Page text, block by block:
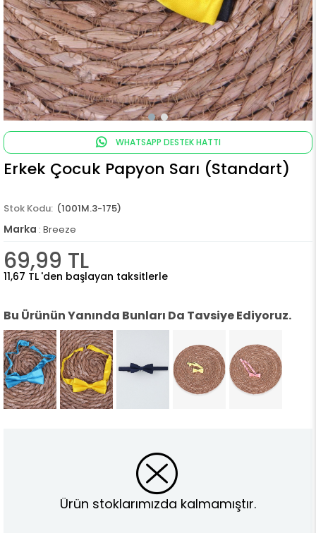
WHATSAPP DESTEK HATTI
Erkek Çocuk Papyon Sarı (Standart)
(1001M.3-175)
Marka : Breeze
69,99 TL
11,67 TL 'den başlayan taksitlerle
Bu Ürünün Yanında Bunları Da Tavsiye Ediyoruz.
Ürün stoklarımızda kalmamıştır.